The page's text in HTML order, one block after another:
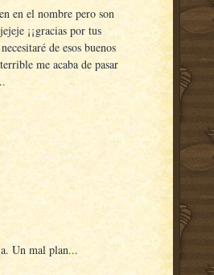
en el nombre pero son
¡¡gracias por tus
de esos buenos
me acaba de pasar
Un mal plan...